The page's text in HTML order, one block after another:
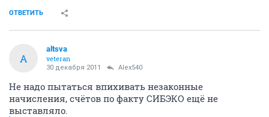
ОТВЕТИТЬ
A
altsva
veteran
30 декабря 2011 Alex540
Не надо пытаться впихивать незаконные
начисления, счётов по факту СИБЭКО ещё не
выставляло.